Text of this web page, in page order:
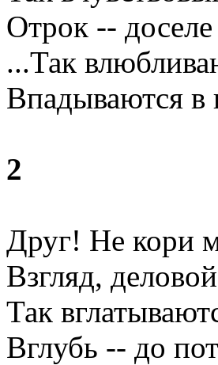
Отрок -- доселе
...Так
Впадываются в
2
Друг! Не кори
Взгляд,
Так
Вглубь -- до